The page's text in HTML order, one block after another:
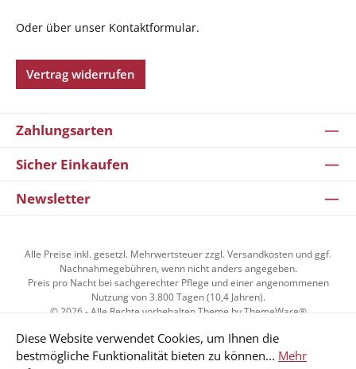
Oder über unser Kontaktformular.
Vertrag widerrufen
Zahlungsarten
Sicher Einkaufen
Newsletter
Alle Preise inkl. gesetzl. Mehrwertsteuer zzgl.Versandkosten und ggf.
Nachnahmegebühren, wenn nicht anders angegeben.
Preis pro Nacht bei sachgerechter Pflege und einer angenommenen
Nutzung von 3.800 Tagen (10,4 Jahren).
© 2026 - Alle Rechte vorbehalten Theme byThemeWare®
Diese Website verwendet Cookies, um Ihnen die
bestmögliche Funktionalität bieten zu können... Mehr